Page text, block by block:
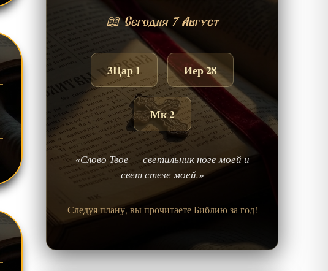
📖 Сегодня 7 Август
3Цар 1 Иер 28
Мк 2
«Слово Твое — светильник ноге моей и
свет стезе моей.»
Следуя плану, вы прочитаете Библию за год!